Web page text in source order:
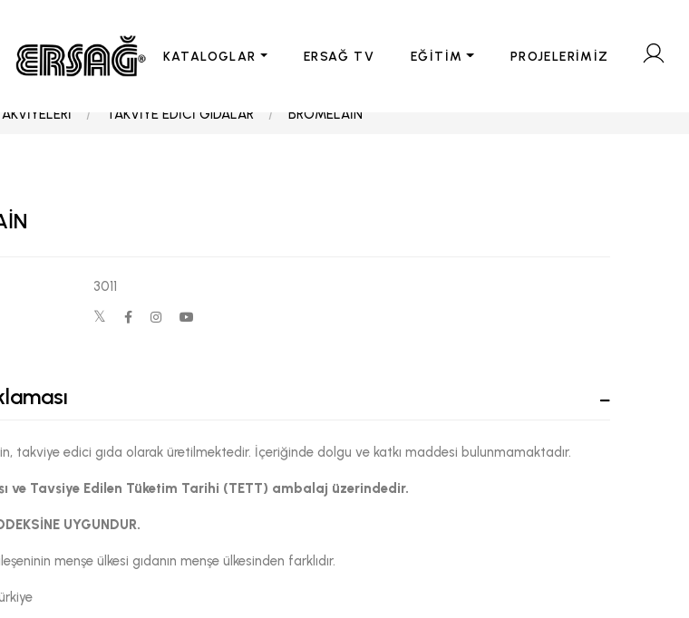
KATALOGLAR ERSAĞ TV EĞİTİM PROJELERİMİZ
TAKVİYE EDİCİ GIDALAR BROMELAİN
3011
takviye edici gıda olarak üretilmektedir. İçeriğinde dolgu ve katkı maddesi bulunmamaktadır.
ve Tavsiye Edilen Tüketim Tarihi (TETT) ambalaj üzerindedir.
UYGUNDUR.
menşe ülkesi gıdanın menşe ülkesinden farklıdır.